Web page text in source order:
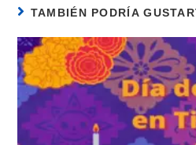
TAMBIÉN PODRÍA